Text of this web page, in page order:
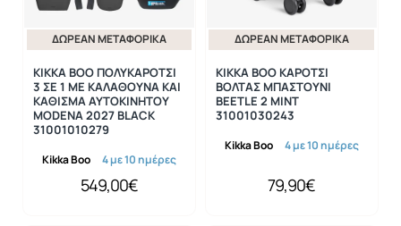
ΔΩΡΕΆΝ ΜΕΤΑΦΟΡΙΚΆ
Kikka Boo 4 με 10 ημέρες
KIKKA BOO ΠΟΛΥΚΑΡΟΤΣΙ
3 ΣΕ 1 ΜΕ ΚΑΛΑΘΟΥΝΑ ΚΑΙ
ΚΑΘΙΣΜΑ ΑΥΤΟΚΙΝΗΤΟΥ
MODENA 2027 BLACK
31001010279
549,00€
ΔΩΡΕΆΝ ΜΕΤΑΦΟΡΙΚΆ
Kikka Boo 4 με 10 ημέρες
KIKKA BOO ΚΑΡΟΤΣΙ
ΒΟΛΤΑΣ ΜΠΑΣΤΟΥΝΙ
BEETLE 2 MINT
31001030243
79,90€